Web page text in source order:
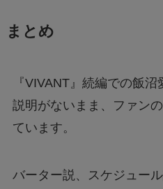
まとめ
『VIVANT』続編での飯
説明がないまま、ファン
ています。
バーター説、スケジュー